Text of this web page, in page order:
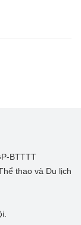
BTTTT
thao và Du lịch